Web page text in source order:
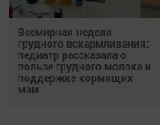
Всемирная неделя
грудного вскармливания:
педиатр рассказала о
пользе грудного молока и
поддержке кормящих
мам